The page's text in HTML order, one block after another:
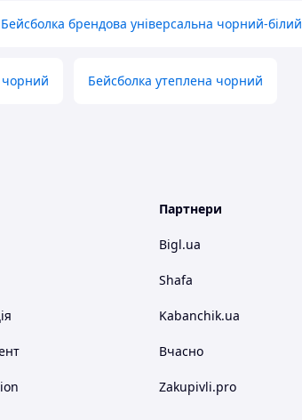
Бейсболка брендова універсальна чорний-білий
Бейсболка утеплена чорний
Партнери
Bigl.ua
Shafa
Kabanchik.ua
Вчасно
Zakupivli.pro